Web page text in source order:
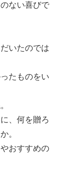
ない喜びで
いたのでは
たものをい
、何を贈ろ
。
おすすめの